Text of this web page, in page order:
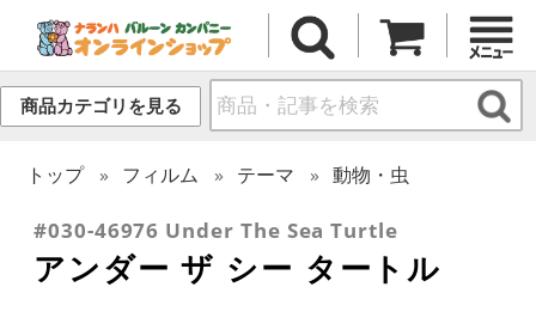
商品カテゴリを見る
トップ フィルム テーマ 動物・虫
#030-46976 Under The Sea Turtle
アンダー ザ シー タートル